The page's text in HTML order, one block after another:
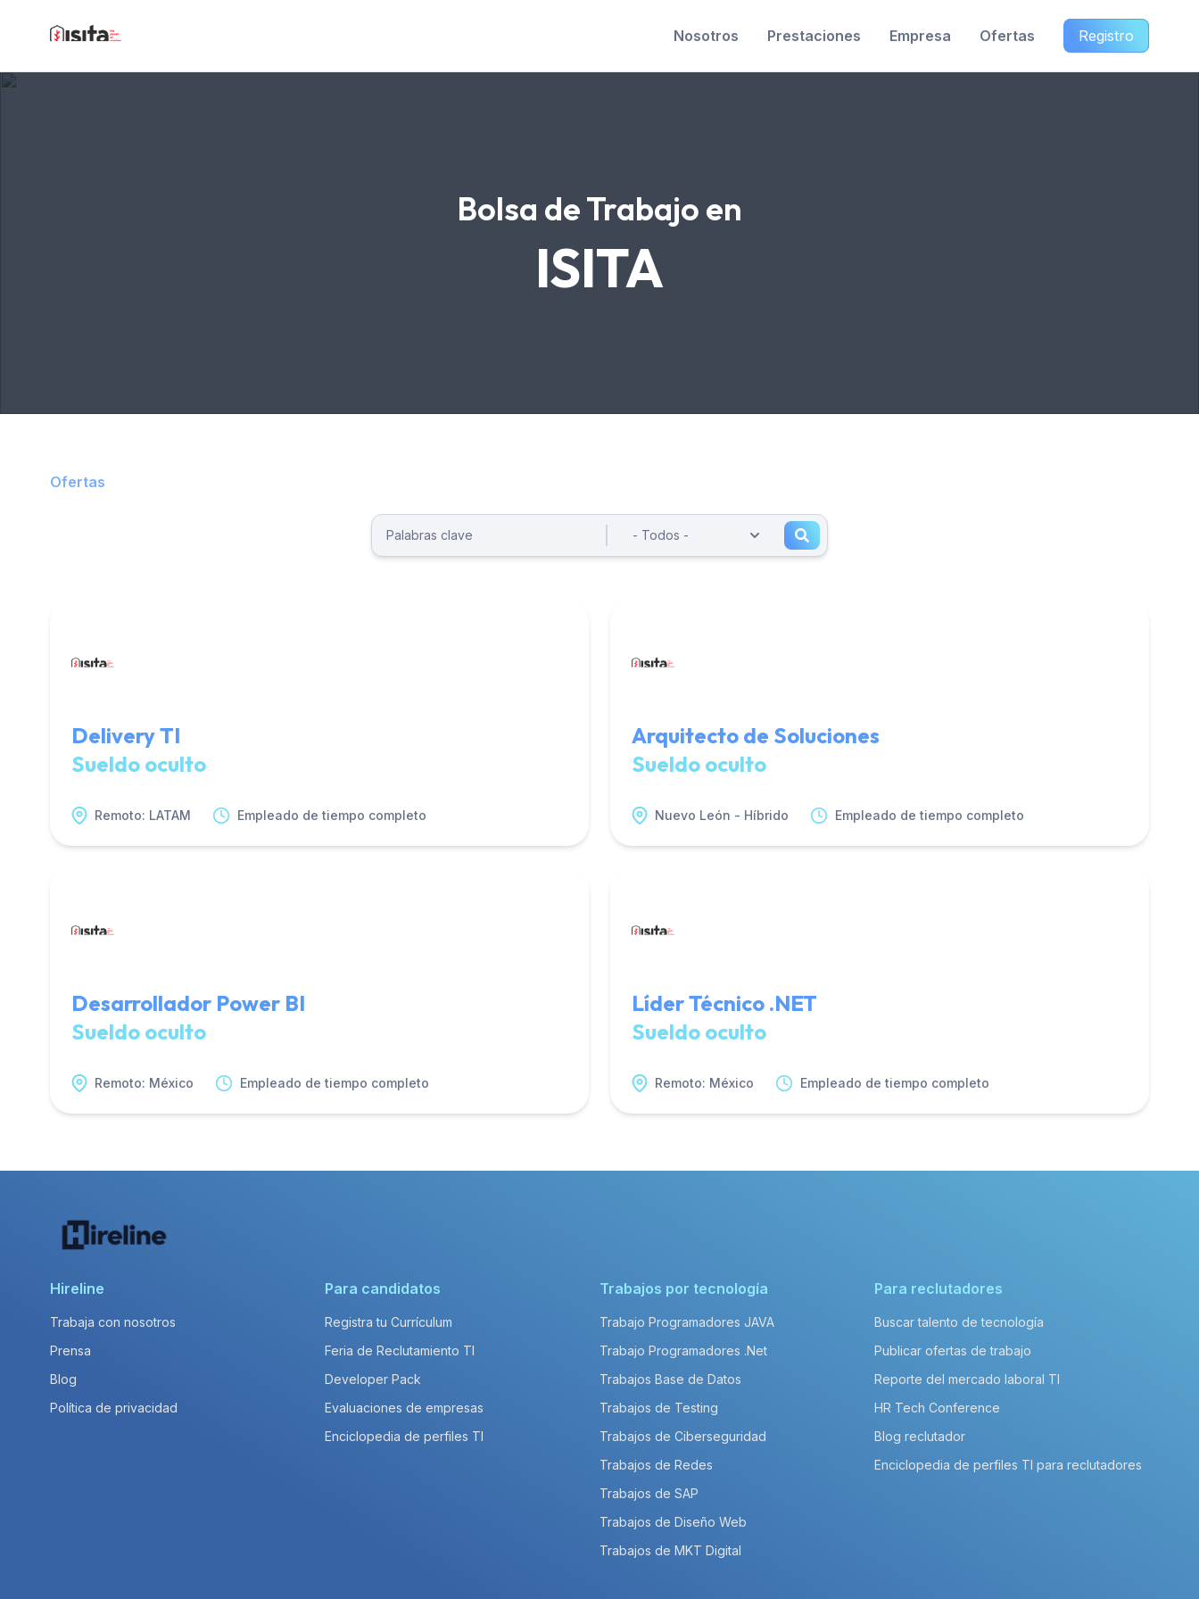
Nosotros Prestaciones Empresa Ofertas Registro
Bolsa de Trabajo en
ISITA
Ofertas
Delivery TI
Sueldo oculto
Remoto: LATAM Empleado de tiempo completo
Arquitecto de Soluciones
Sueldo oculto
Nuevo León - Híbrido Empleado de tiempo completo
Desarrollador Power BI
Sueldo oculto
Remoto: México Empleado de tiempo completo
Líder Técnico .NET
Sueldo oculto
Remoto: México Empleado de tiempo completo
Hireline
Trabaja con nosotros
Prensa
Blog
Política de privacidad
Para candidatos
Registra tu Currículum
Feria de Reclutamiento TI
Developer Pack
Evaluaciones de empresas
Enciclopedia de perfiles TI
Trabajos por tecnología
Trabajo Programadores JAVA
Trabajo Programadores .Net
Trabajos Base de Datos
Trabajos de Testing
Trabajos de Ciberseguridad
Trabajos de Redes
Trabajos de SAP
Trabajos de Diseño Web
Trabajos de MKT Digital
Para reclutadores
Buscar talento de tecnología
Publicar ofertas de trabajo
Reporte del mercado laboral TI
HR Tech Conference
Blog reclutador
Enciclopedia de perfiles TI para reclutadores